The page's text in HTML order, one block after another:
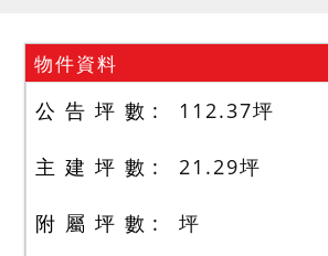
物件資料
公 告 坪 數 112.37坪
主 建 坪 數 21.29坪
附 屬 坪 數 坪